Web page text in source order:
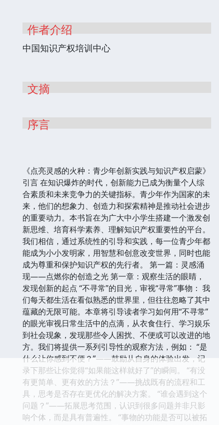
作者介绍
中国知识产权培训中心
文摘
序言
《点亮灵感的火种：青少年创新实践与知识产权启蒙》
引言 在知识爆炸的时代，创新能力已成为衡量个人综
合素质和未来竞争力的关键指标。青少年作为国家的未
来，他们的想象力、创造力和探索精神是推动社会进步
的重要动力。本书旨在为广大中小学生搭建一个激发创
新思维、培育科学素养、理解知识产权重要性的平台。
我们相信，通过系统性的引导和实践，每一位青少年都
能成为小小发明家，用智慧和创意改变世界，同时也能
成为尊重和保护知识产权的先行者。 第一篇：灵感涌
现——点燃你的创造之光 第一章：观察生活的眼睛，
发现创新的起点 “不寻常”的目光，审视“寻常”事物： 我
们每天都生活在看似熟悉的世界里，但往往忽略了其中
蕴藏的无限可能。本章将引导读者学习如何用“不寻常”
的眼光审视日常生活中的点滴，从衣食住行、学习娱乐
到社会现象，发现那些令人困扰、不便或可以改进的地
方。我们将提供一系列引导性的观察方法，例如： “是
什么让你感到不便？”——鼓励从自身的体验出发，记
录下那些让你觉得“如果能这样就好了”的瞬间。 “有没
有更简单、更有效的方法？”——挑战既有的流程和工
具，思考是否存在更优化的解决方案。 “谁会遇到这个
问题？”——拓展思考范围，认识到很多问题并非只影
响个体，而是具有普遍性。 “事物的功能是否可以被拓